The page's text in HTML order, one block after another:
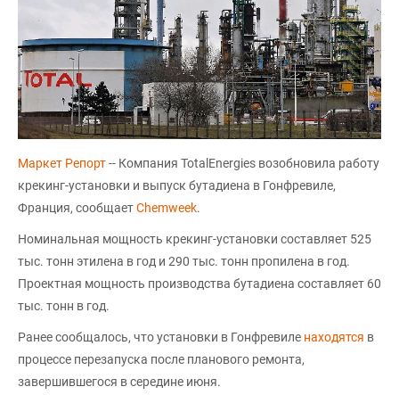
Маркет Репорт-- Компания TotalEnergies возобновила работу
крекинг-установки и выпуск бутадиена в Гонфревиле,
Франция, сообщаетChemweek.
Номинальная мощность крекинг-установки составляет 525
тыс. тонн этилена в год и 290 тыс. тонн пропилена в год.
Проектная мощность производства бутадиена составляет 60
тыс. тонн в год.
Ранее сообщалось, что установки в Гонфревиле находятся в
процессе перезапуска после планового ремонта,
завершившегося в середине июня.